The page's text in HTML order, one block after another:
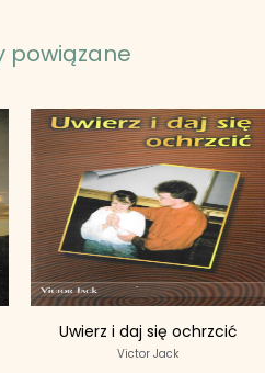
powiązane
Uwierz i daj się ochrzcić
Victor Jack